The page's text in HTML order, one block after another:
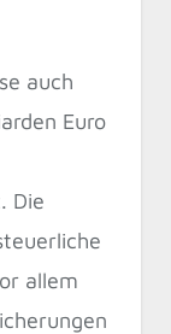
auch
Euro
Die
allem